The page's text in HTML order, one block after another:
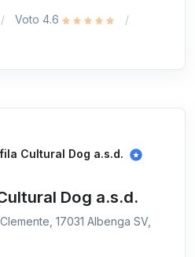
Voto 4.6
Cultural Dog a.s.d.
Dog a.s.d.
17031 Albenga SV,